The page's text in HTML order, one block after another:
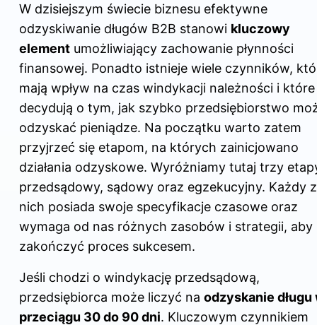
W dzisiejszym świecie biznesu efektywne
odzyskiwanie długów B2B stanowi kluczowy
element umożliwiający zachowanie płynności
finansowej. Ponadto istnieje wiele czynników,
mają wpływ na czas windykacji należności i które
decydują o tym, jak szybko przedsiębiorstwo
odzyskać pieniądze. Na początku warto zatem
przyjrzeć się etapom, na których zainicjowano
działania odzyskowe. Wyróżniamy tutaj trzy
przedsądowy, sądowy oraz egzekucyjny. Każdy z
nich posiada swoje specyfikacje czasowe oraz
wymaga od nas różnych zasobów i strategii, aby
zakończyć proces sukcesem.
Jeśli chodzi o windykację przedsądową,
przedsiębiorca może liczyć na odzyskanie długu
przeciągu 30 do 90 dni. Kluczowym czynnikiem